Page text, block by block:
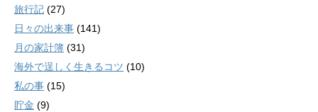
旅行記 (27)
日々の出来事 (141)
月の家計簿 (31)
海外で逞しく生きるコツ (10)
私の事 (15)
貯金 (9)